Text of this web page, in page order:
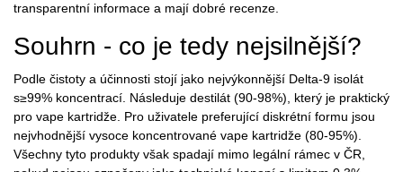
transparentní informace a mají dobré recenze.
Souhrn - co je tedy nejsilnější?
Podle čistoty a účinnosti stojí jako nejvýkonnější Delta‑9 isolát
s≥99% koncentrací. Následuje destilát (90‑98%), který je praktický
pro vape kartridže. Pro uživatele preferující diskrétní formu jsou
nejvhodnější vysoce koncentrované vape kartridže (80‑95%).
Všechny tyto produkty však spadají mimo legální rámec v ČR,